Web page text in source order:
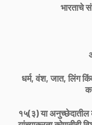
भारताचे
धर्म, वंश, जात, लिंग
१५(३) या अनुच्छेदातील